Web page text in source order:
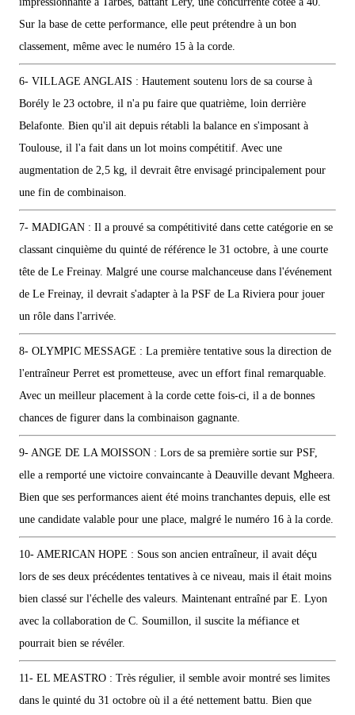
Sur la base de cette performance, elle peut prétendre à un bon
classement, même avec le numéro 15 à la corde.
6- VILLAGE ANGLAIS : Hautement soutenu lors de sa course à
Borély le 23 octobre, il n'a pu faire que quatrième, loin derrière
Belafonte. Bien qu'il ait depuis rétabli la balance en s'imposant à
Toulouse, il l'a fait dans un lot moins compétitif. Avec une
augmentation de 2,5 kg, il devrait être envisagé principalement pour
une fin de combinaison.
7- MADIGAN : Il a prouvé sa compétitivité dans cette catégorie en se
classant cinquième du quinté de référence le 31 octobre, à une courte
tête de Le Freinay. Malgré une course malchanceuse dans l'événement
de Le Freinay, il devrait s'adapter à la PSF de La Riviera pour jouer
un rôle dans l'arrivée.
8- OLYMPIC MESSAGE : La première tentative sous la direction de
l'entraîneur Perret est prometteuse, avec un effort final remarquable.
Avec un meilleur placement à la corde cette fois-ci, il a de bonnes
chances de figurer dans la combinaison gagnante.
9- ANGE DE LA MOISSON : Lors de sa première sortie sur PSF,
elle a remporté une victoire convaincante à Deauville devant Mgheera.
Bien que ses performances aient été moins tranchantes depuis, elle est
une candidate valable pour une place, malgré le numéro 16 à la corde.
10- AMERICAN HOPE : Sous son ancien entraîneur, il avait déçu
lors de ses deux précédentes tentatives à ce niveau, mais il était moins
bien classé sur l'échelle des valeurs. Maintenant entraîné par E. Lyon
avec la collaboration de C. Soumillon, il suscite la méfiance et
pourrait bien se révéler.
11- EL MEASTRO : Très régulier, il semble avoir montré ses limites
dans le quinté du 31 octobre où il a été nettement battu. Bien que